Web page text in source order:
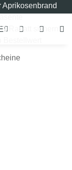
Rabatt sichern!